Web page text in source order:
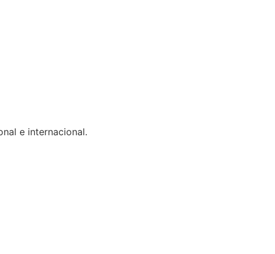
e internacional.